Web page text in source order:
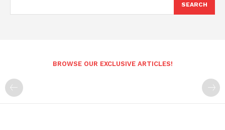
SEARCH
BROWSE OUR EXCLUSIVE ARTICLES!